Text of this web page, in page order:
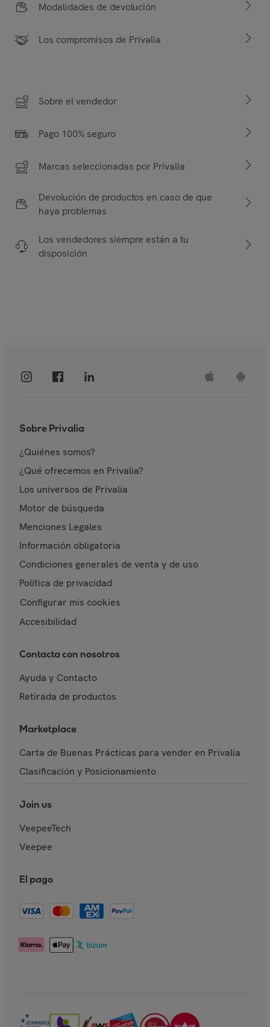
Modalidades de devolución
Los compromisos de Privalia
Sobre el vendedor
Pago 100% seguro
Marcas seleccionadas por Privalia
Devolución de productos en caso de que
haya problemas
Los vendedores siempre están a tu
disposición
Sobre Privalia
¿Quiénes somos?
¿Qué ofrecemos en Privalia?
Los universos de Privalia
Motor de búsqueda
Menciones Legales
Información obligatoria
Condiciones generales de venta y de uso
Política de privacidad
Configurar mis cookies
Accesibilidad
Contacta con nosotros
Ayuda y Contacto
Retirada de productos
Marketplace
Carta de Buenas Prácticas para vender en Privalia
Clasificación y Posicionamiento
Join us
VeepeeTech
Veepee
El pago